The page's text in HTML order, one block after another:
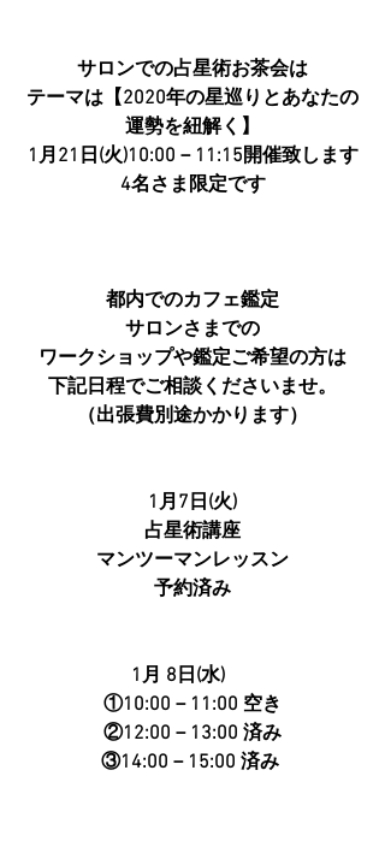
サロンでの占星術お茶会は
テーマは【2020年の星巡りとあなたの
運勢を紐解く】
1月21日(火)10:00－11:15開催致します
4名さま限定です
都内でのカフェ鑑定
サロンさまでの
ワークショップや鑑定ご希望の方は
下記日程でご相談くださいませ。
（出張費別途かかります）
1月7日(火)
占星術講座
マンツーマンレッスン
予約済み
1月 8日(水)
①10:00－11:00 空き
②12:00－13:00 済み
   ③14:00－15:00 済み